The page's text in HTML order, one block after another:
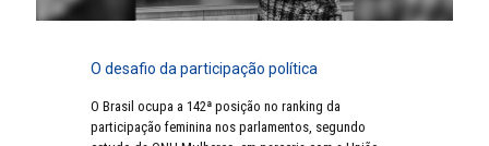
O desafio da participação política
O Brasil ocupa a 142ª posição no ranking da
participação feminina nos parlamentos, segundo